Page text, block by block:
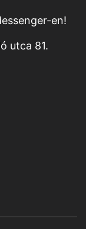
en!
utca 81.